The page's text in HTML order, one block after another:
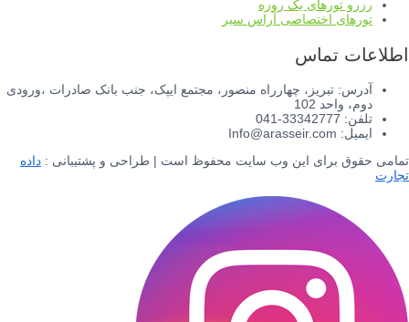
رزرو تورهای یک روزه
تورهای اختصاصی آراس سیر
اطلاعات تماس
آدرس: تبریز، چهارراه منصور، مجتمع ایپک، جنب بانک صادرات ،ورودی
دوم، واحد 102
تلفن: 33342777-041
ایمیل: Info@arasseir.com
تمامی حقوق برای این وب سایت محفوظ است | طراحی و پشتیبانی : داده
تجارت